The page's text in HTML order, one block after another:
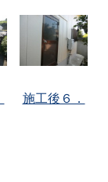
施工後６．